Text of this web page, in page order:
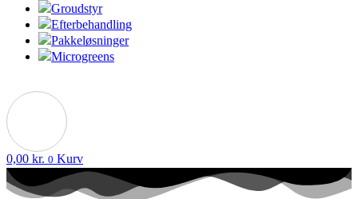
Groudstyr
Efterbehandling
Pakkeløsninger
Microgreens
0,00 kr. 0 Kurv